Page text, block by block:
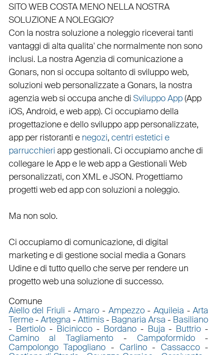
SITO WEB COSTA MENO NELLA NOSTRA
SOLUZIONE A NOLEGGIO?
Con la nostra soluzione a noleggio riceverai tanti
vantaggi di alta qualita' che normalmente non sono
inclusi. La nostra Agenzia di comunicazione a
Gonars, non si occupa soltanto di sviluppo web,
soluzioni web personalizzate a Gonars, la nostra
agenzia websi occupa anche di Sviluppo App(App
iOS, Android, eweb app). Ci occupiamo della
progettazionee dellosviluppo app personalizzate,
app per ristoranti e negozi, centri estetici e
parrucchieri app gestionali. Ci occupiamo anche di
collegareleAppe leweb appa Gestionali Web
personalizzati, con XMLeJSON. Progettiamo
progetti webed appcon soluzioni a noleggio.
Ma non solo.
Ci occupiamo di comunicazione, di digital
marketing e di gestione social media a Gonars
Udine e di tutto quello che serve per rendere un
progetto web una soluzione di successo.
Comune
Aiello del Friuli -Amaro - Ampezzo-Aquileia -Arta
Terme- Artegna - Attimis- Bagnaria Arsa - Basiliano
- Bertiolo- Bicinicco- Bordano- Buja - Buttrio -
Camino al Tagliamento - Campoformido-
Campolongo Tapogliano - Carlino- Cassacco-